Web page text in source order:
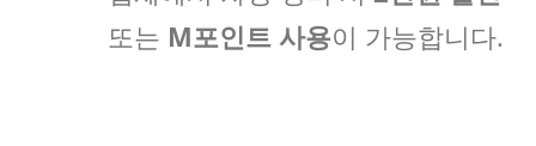
또는 M포인트 사용이 가능합니다.